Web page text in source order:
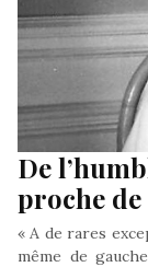
De
proche
« A de rares
même de